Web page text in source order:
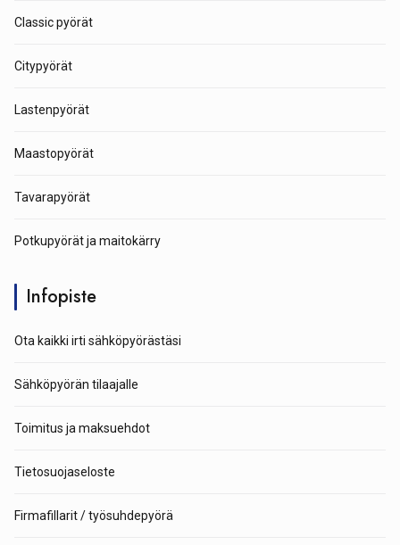
Classic pyörät
Citypyörät
Lastenpyörät
Maastopyörät
Tavarapyörät
Potkupyörät ja maitokärry
Infopiste
Ota kaikki irti sähköpyörästäsi
Sähköpyörän tilaajalle
Toimitus ja maksuehdot
Tietosuojaseloste
Firmafillarit / työsuhdepyörä